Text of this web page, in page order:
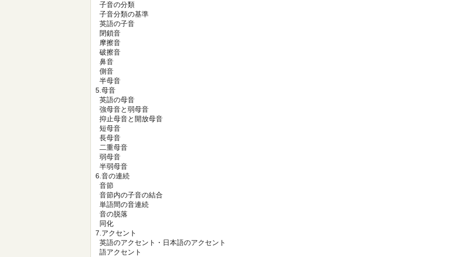
子音の分類
子音分類の基準
英語の子音
閉鎖音
摩擦音
破擦音
鼻音
側音
半母音
5.母音
英語の母音
強母音と弱母音
抑止母音と開放母音
短母音
長母音
二重母音
弱母音
半弱母音
6.音の連続
音節
音節内の子音の結合
単語間の音連続
音の脱落
同化
7.アクセント
英語のアクセント・日本語のアクセント
語アクセント